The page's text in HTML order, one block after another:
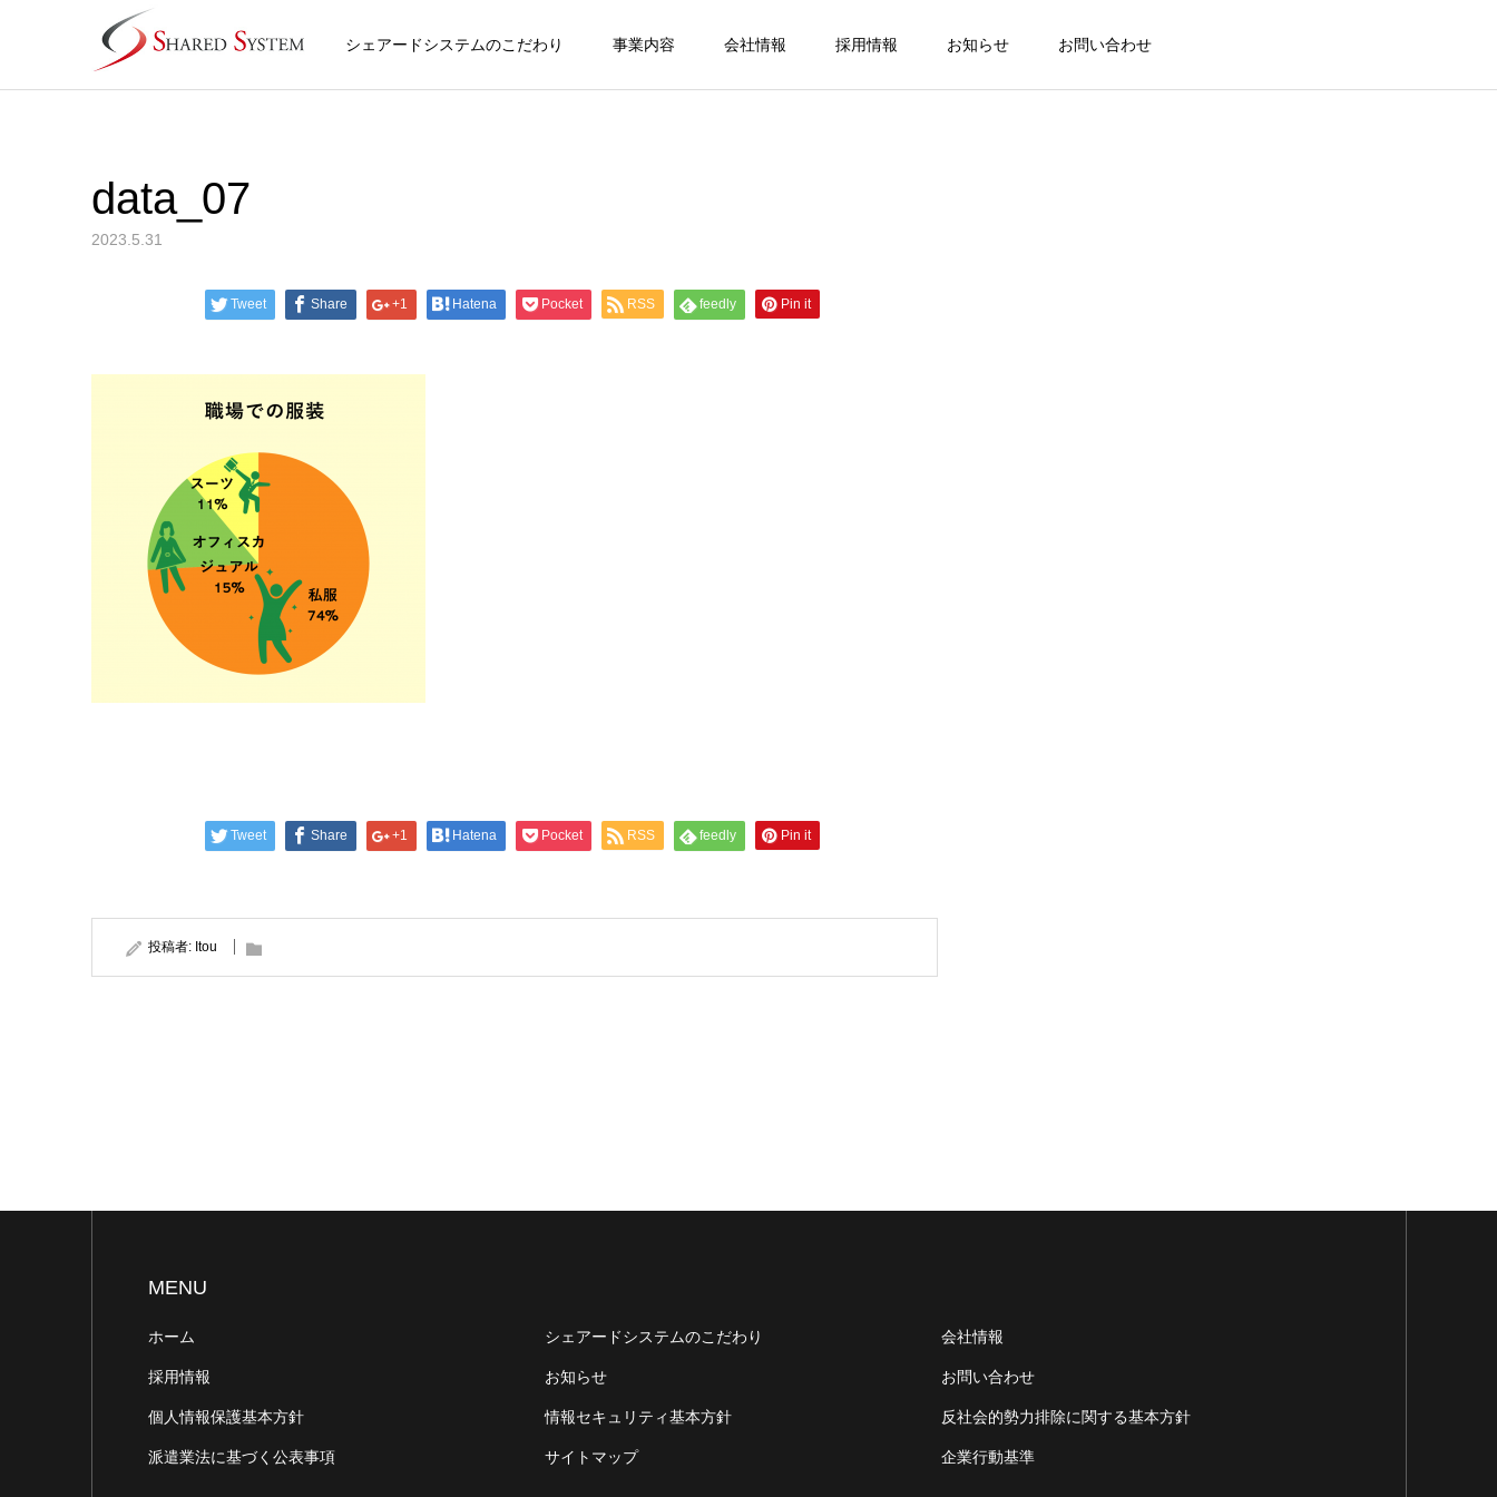
シェアードシステムのこだわり 事業内容 会社情報 採用情報 お知らせ お問い合わせ
data_07
2023.5.31
Tweet Share +1 Hatena Pocket RSS feedly Pin it
Tweet Share +1 Hatena Pocket RSS feedly Pin it
投稿者: Itou
MENU
ホーム シェアードシステムのこだわり 会社情報
採用情報 お知らせ お問い合わせ
個人情報保護基本方針 情報セキュリティ基本方針 反社会的勢力排除に関する基本方針
派遣業法に基づく公表事項 サイトマップ 企業行動基準